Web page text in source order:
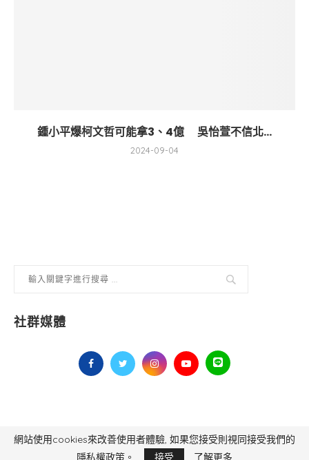
鍾小平爆柯文哲可能拿3、4億 吳怡萱不信北...
2024-09-04
社群媒體
毅傳媒控股股份有限公司 版權所有，非經授權，不得轉載 All Right Reserved.
Yi Media Inc.
電話：02-8791-8559
網站使用cookies來改善使用者體驗, 如果您接受則視同接受我們的
隱私權政策。
接受 了解更多